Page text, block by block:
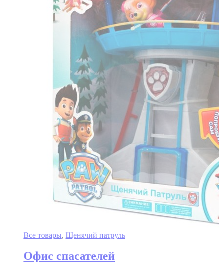
Все товары, Щенячий патруль
Офис спасателей